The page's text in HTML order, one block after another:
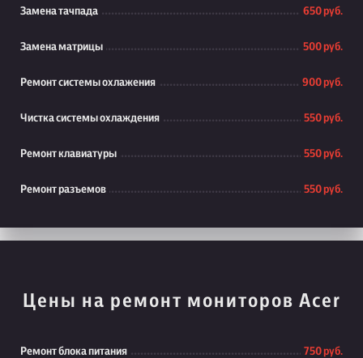
Замена тачпада 650 руб.
Замена матрицы 500 руб.
Ремонт системы охлажения 900 руб.
Чистка системы охлаждения 550 руб.
Ремонт клавиатуры 550 руб.
Ремонт разъемов 550 руб.
Цены на ремонт мониторов Acer
Ремонт блока питания 750 руб.